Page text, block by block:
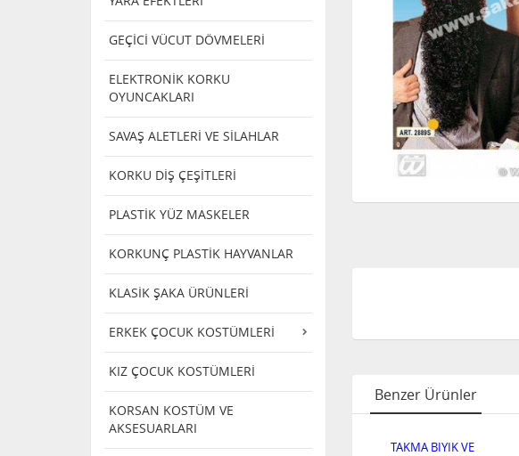
GEÇİCİ VÜCUT DÖVMELERİ
ELEKTRONİK KORKU
OYUNCAKLARI
SAVAŞ ALETLERİ VE SİLAHLAR
KORKU DİŞ ÇEŞİTLERİ
PLASTİK YÜZ MASKELER
KORKUNÇ PLASTİK HAYVANLAR
KLASİK ŞAKA ÜRÜNLERİ
ERKEK ÇOCUK KOSTÜMLERİ
KIZ ÇOCUK KOSTÜMLERİ
KORSAN KOSTÜM VE
AKSESUARLARI
Benzer Ürünler
TAKMA BIYIK VE
TAKMA BIYIK VE
TAKMA BIYIK VE